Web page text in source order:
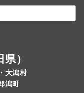
）
大潟村
潟町